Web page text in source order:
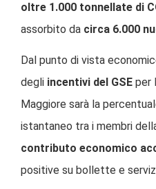
oltre 1.000 tonnellate di
assorbito da circa 6.000
Dal punto di vista
degli incentivi del GSE per
Maggiore sarà la
istantaneo tra i membri
contributo economico
positive su bollette e